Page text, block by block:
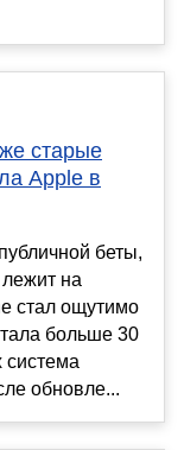
старые
Apple в
беты,
на
стал ощутимо
больше 30
система
обновле...